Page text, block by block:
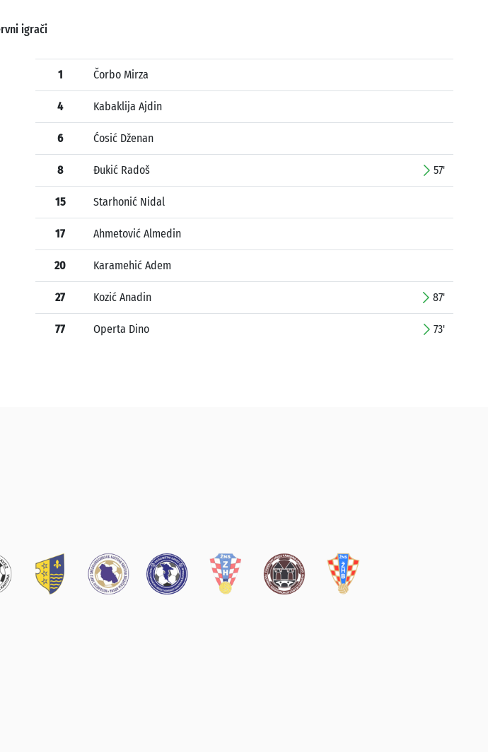
igrači
1 Čorbo Mirza
4 Kabaklija Ajdin
6 Ćosić Dženan
8 Đukić Radoš 57'
15 Starhonić Nidal
17 Ahmetović Almedin
20 Karamehić Adem
27 Kozić Anadin 87'
77 Operta Dino 73'